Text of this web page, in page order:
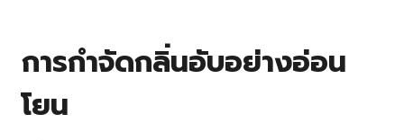
การกำจัดกลิ่นอับอย่างอ่อน
โยน